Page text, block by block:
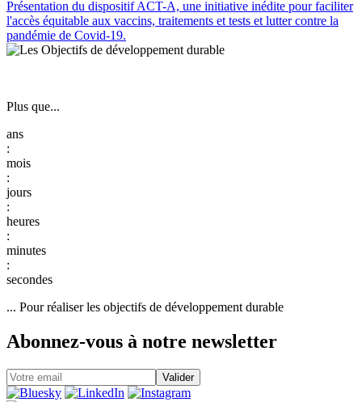
Présentation du dispositif ACT-A, une initiative inédite pour faciliter
l'accès équitable aux vaccins, traitements et tests et lutter contre la
pandémie de Covid-19.
Plus que...
:
:
:
:
:
... Pour réaliser les objectifs de développement durable
Abonnez-vous à notre newsletter